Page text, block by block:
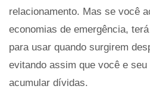
relacionamento. Mas se você
economias de emergência,
para usar quando surgirem
evitando assim que você e
acumular dívidas.